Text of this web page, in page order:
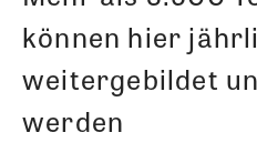
können hier
weitergebildet
werden